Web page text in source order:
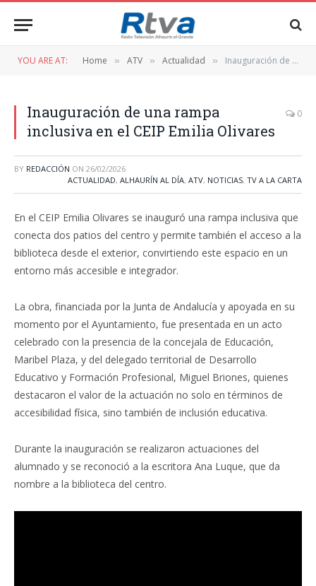
YOU ARE AT: Home » ATV » Actualidad » Inauguración de una rampa inclusiva en el CEIP Emilia Olivares
Inauguración de una rampa
inclusiva en el CEIP Emilia Olivares
0
BY REDACCIÓN ON 26/02/2026
ACTUALIDAD, ALHAURÍN AL DÍA, ATV, NOTICIAS, TV A LA CARTA
En el CEIP Emilia Olivares se inauguró una rampa inclusiva que
conecta dos patios del centro y permite también el acceso a la
biblioteca desde el exterior, convirtiendo este espacio en un
entorno más accesible e integrador.
La obra, financiada por la Junta de Andalucía y apoyada en su
momento por el Ayuntamiento, fue presentada en un acto
celebrado con la presencia de la concejala de Educación,
Maribel Plaza, y del delegado territorial de Desarrollo
Educativo y Formación Profesional, Miguel Briones, quienes
destacaron el valor de la actuación no solo en términos de
accesibilidad física, sino también de inclusión educativa.
Durante la inauguración se realizaron actuaciones del
alumnado y se reconoció a la escritora Ana Luque, que da
nombre a la biblioteca del centro.